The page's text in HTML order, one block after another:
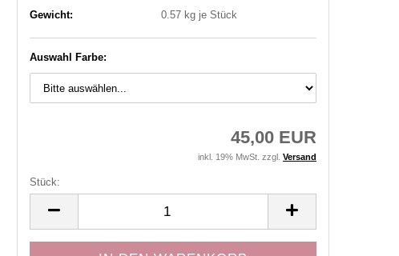
Gewicht:
0.57 kg je Stück
Auswahl Farbe:
45,00 EUR
inkl. 19% MwSt. zzgl. Versand
Stück:
Stück